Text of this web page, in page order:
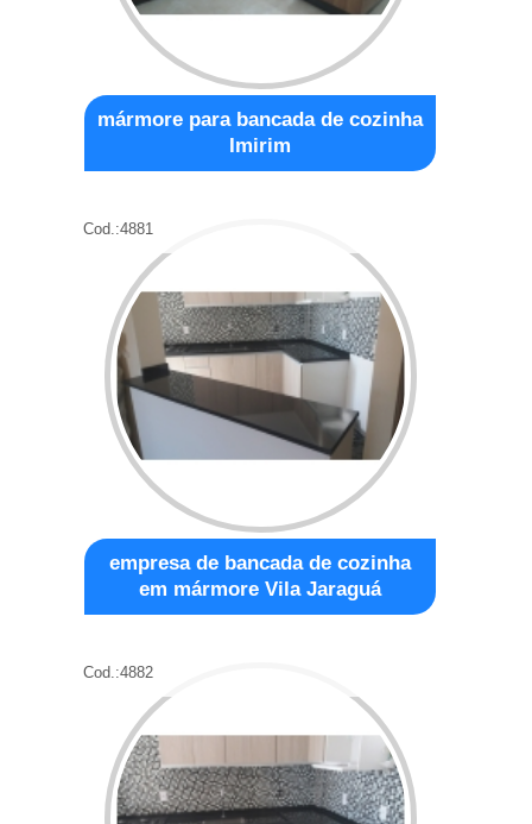
mármore para bancada de cozinha
Imirim
Cod.:4881
empresa de bancada de cozinha
em mármore Vila Jaraguá
Cod.:4882